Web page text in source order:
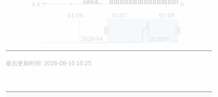
01/07
01/06 01/08
0
4.4
2026/04 2026/07
最后更新时间: 2026-08-10 10:25